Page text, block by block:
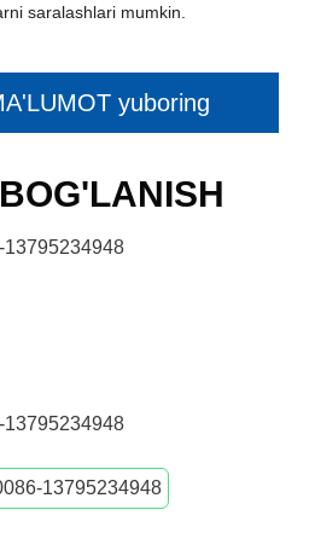
saralashlari mumkin.
yuboring
13795234948
13795234948
13795234948